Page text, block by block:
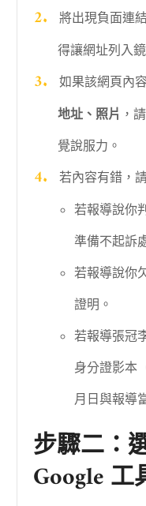
將出現負面連
得讓網址列入
如果該網頁內
地址、照片 ，
覺說服力。
若內容有錯，
若報導說你
準備不起訴
若報導說你
證明。
若報導張冠
身分證影本
月日與報導
步驟二：
Google 工